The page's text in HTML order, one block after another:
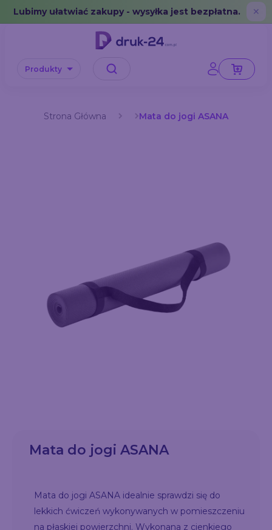
Error: No data in cache or invalid format
Lubimy ułatwiać zakupy - wysyłka jest bezpłatna. ✕
Produkty
Strona Główna Mata do jogi ASANA
Mata do jogi ASANA
Mata do jogi ASANA idealnie sprawdzi się do
lekkich ćwiczeń wykonywanych w pomieszczeniu
na płaskiej powierzchni. Wykonana z cienkiego